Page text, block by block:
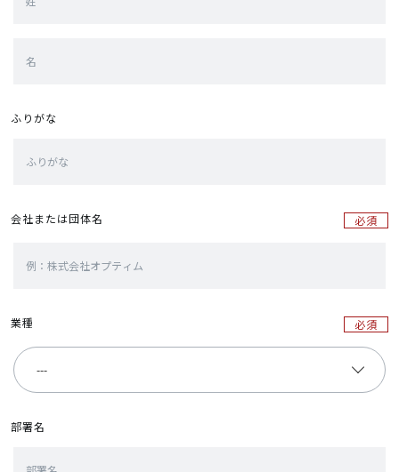
ふりがな
会社または団体名 必須
業種 必須
部署名